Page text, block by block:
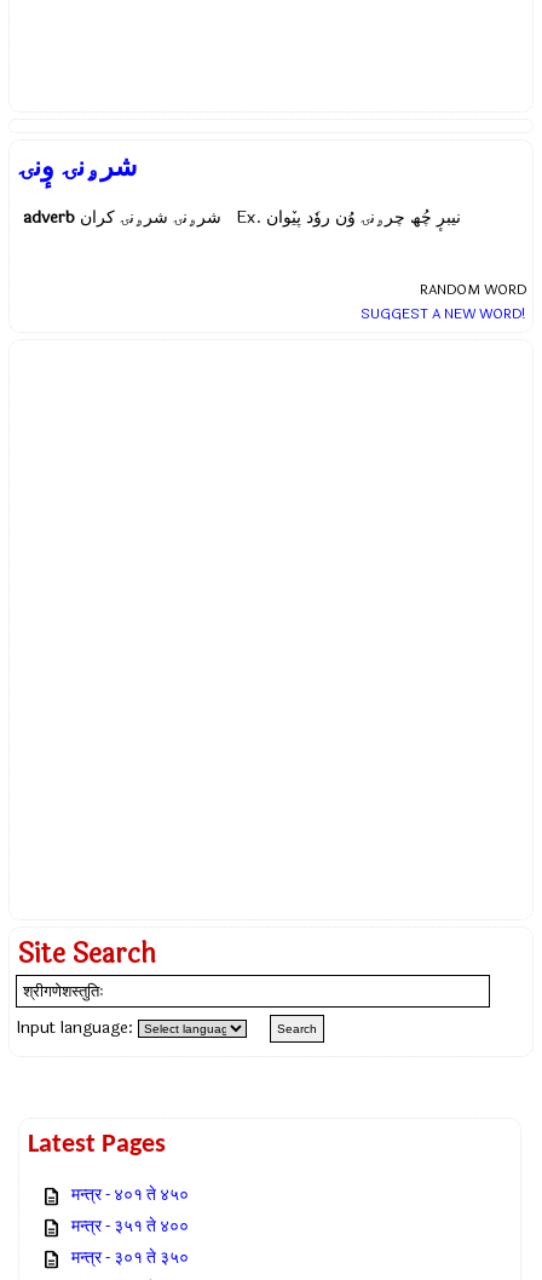
شرۄنۍ وٕنۍ
adverb شرۄنۍ شرۄنۍ کران Ex. نیبرٕ چُھ چرۄنۍ وُن روٗد پیٚوان
RANDOM WORD
SUGGEST A NEW WORD!
Site Search
Input language:
Latest Pages
मन्त्र - ४०१ ते ४५०
मन्त्र - ३५१ ते ४००
मन्त्र - ३०१ ते ३५०